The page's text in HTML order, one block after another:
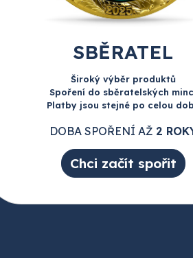
SBĚRATEL
Široký výběr produktů
Spoření do sběratelských
Platby jsou stejné po celou
DOBA SPOŘENÍ AŽ 2
Chci začít spořit